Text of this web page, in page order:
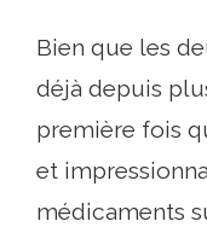
Bien que les
déjà depuis
première fois
et
médicaments